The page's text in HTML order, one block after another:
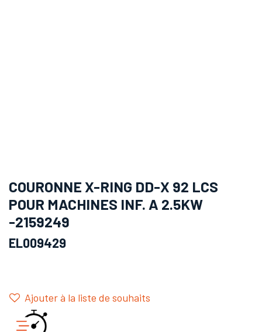
COURONNE X-RING DD-X 92 LCS
POUR MACHINES INF. A 2.5KW
-2159249
EL009429
Ajouter à la liste de souhaits